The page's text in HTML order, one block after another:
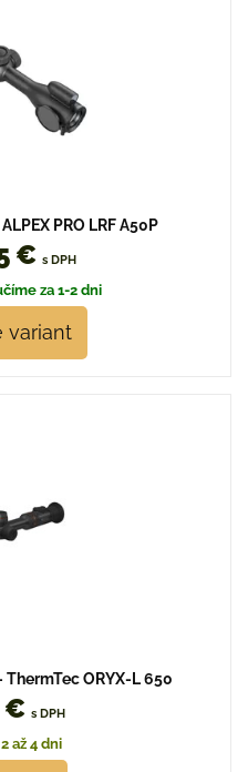
PRO LRF A50P
€ s DPH
za 1-2 dni
variant
ORYX-L 650
€ s DPH
až 4 dni